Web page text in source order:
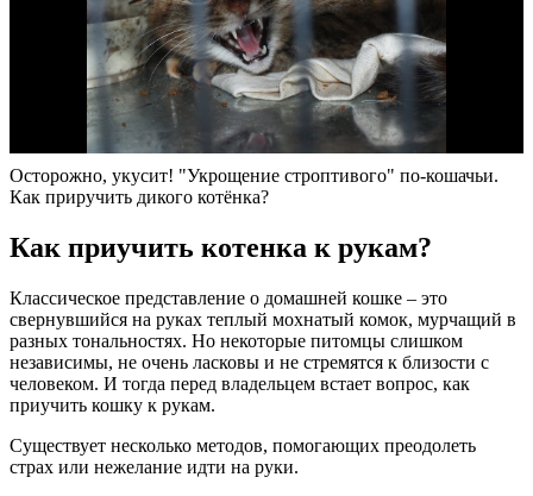
Осторожно, укусит! "Укрощение строптивого" по-кошачьи.
Как приручить дикого котёнка?
Как приучить котенка к рукам?
Классическое представление о домашней кошке – это
свернувшийся на руках теплый мохнатый комок, мурчащий в
разных тональностях. Но некоторые питомцы слишком
независимы, не очень ласковы и не стремятся к близости с
человеком. И тогда перед владельцем встает вопрос, как
приучить кошку к рукам.
Существует несколько методов, помогающих преодолеть
страх или нежелание идти на руки.